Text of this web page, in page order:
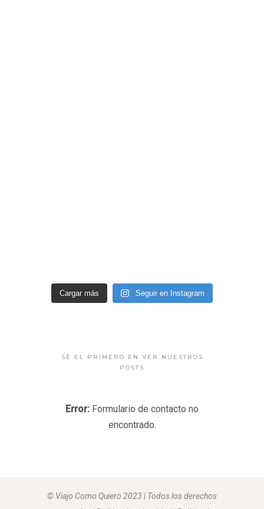
Cargar más Seguir en Instagram
SÉ EL PRIMERO EN VER NUESTROS
POSTS
Error: Formulario de contacto no
encontrado.
© Viajo Como Quiero 2023 | Todos los derechos